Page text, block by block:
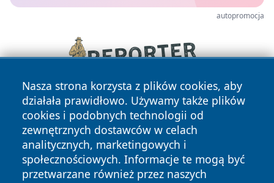
autopromocja
Nasza strona korzysta z plików cookies, aby
działała prawidłowo. Używamy także plików
cookies i podobnych technologii od
zewnętrznych dostawców w celach
analitycznych, marketingowych i
społecznościowych. Informacje te mogą być
przetwarzane również przez naszych